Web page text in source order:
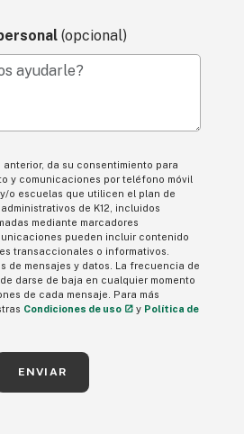
(opcional)
ayudarle?
da su consentimiento para
y comunicaciones por teléfono móvil
o escuelas que utilicen el plan de
de K12, incluidos
mediante marcadores
pueden incluir contenido
transaccionales o informativos.
de mensajes y datos. La frecuencia de
darse de baja en cualquier momento
de cada mensaje. Para más
Condiciones de uso y Política de
ENVIAR